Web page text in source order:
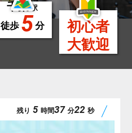
千葉駅
徒歩 5分
初心者
大歓迎
残り 5 時間37 分20 秒